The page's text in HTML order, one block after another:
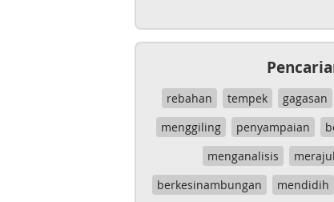
rebahan tempek gagasan
menggiling
penyampaian
menganalisis
berkesinambungan
mendidih